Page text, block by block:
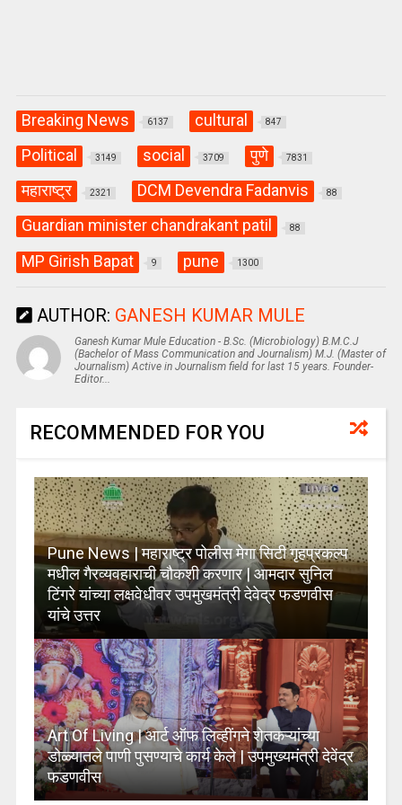
Breaking News 6137 cultural 847
Political 3149 social 3709 पुणे 7831
महाराष्ट्र 2321 DCM Devendra Fadanvis 88
Guardian minister chandrakant patil 88
MP Girish Bapat 9 pune 1300
AUTHOR: GANESH KUMAR MULE
Ganesh Kumar Mule Education - B.Sc. (Microbiology) B.M.C.J
(Bachelor of Mass Communication and Journalism) M.J. (Master of
Journalism) Active in Journalism field for last 15 years. Founder-
Editor...
RECOMMENDED FOR YOU
Pune News | महाराष्ट्र पोलीस मेगा सिटी गृहप्रकल्प
मधील गैरव्यवहाराची चौकशी करणार | आमदार सुनिल
टिंगरे यांच्या लक्षवेधीवर उपमुखमंत्री देवेद्र फडणवीस
यांचे उत्तर
Art Of Living | आर्ट ऑफ लिव्हींगने शेतकऱ्यांच्या
डोळ्यातले पाणी पुसण्याचे कार्य केले | उपमुख्यमंत्री देवेंद्र
फडणवीस